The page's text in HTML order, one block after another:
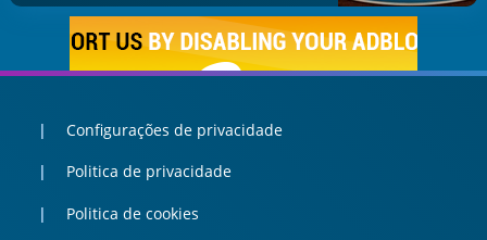
Configurações de privacidade
Politica de privacidade
Politica de cookies